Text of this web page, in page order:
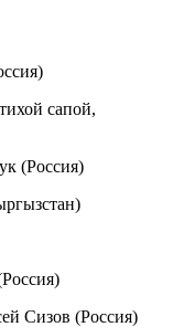
сапой,
(Россия)
Сизов (Россия)